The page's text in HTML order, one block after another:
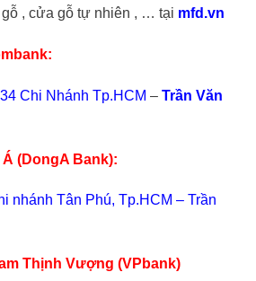
, cửa gỗ tự nhiên , … tại mfd.vn
Chi Nhánh Tp.HCM – Trần Văn
(DongA Bank):
nhánh Tân Phú, Tp.HCM – Trần
Thịnh Vượng (VPbank)